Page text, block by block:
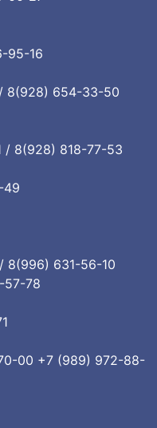
95-16
8(928) 654-33-50
/ 8(928) 818-77-53
49
8(996) 631-56-10
57-78
00 +7 (989) 972-88-